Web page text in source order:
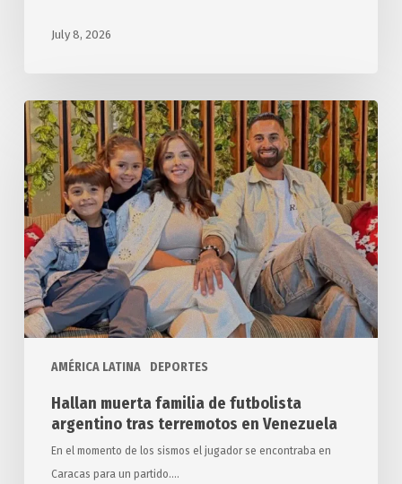
July 8, 2026
AMÉRICA LATINA DEPORTES
Hallan
muerta
familia
de
futbolista
argentino
tras
terremotos
en
Venezuela
Hallan muerta familia de futbolista
argentino tras terremotos en Venezuela
En el momento de los sismos el jugador se encontraba en
Caracas para un partido.…